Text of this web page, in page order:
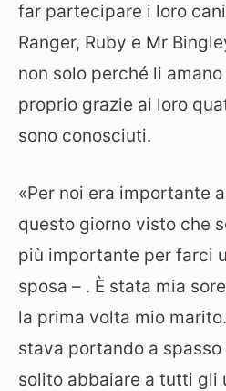
far partecipare i loro
Ranger, Ruby e Mr
non solo perché li
proprio grazie ai loro
sono conosciuti.
«Per noi era importante
questo giorno visto che
più importante per farci
sposa – . È stata mia
la prima volta mio
stava portando a spasso
solito abbaiare a tutti gli